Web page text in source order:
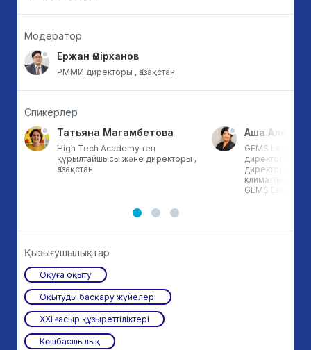
Модератор
Ержан Өмірханов
РММИ директоры , Қазақстан
Спикерлер
Татьяна Магамбетова
High Tech Academy тең
құрылтайшысы және директоры ,
Қазақстан
Аша
GEMS Legacy
директоры
директоры.
климаттың
GEMS
Қызығушылықтар
Оқуға оқыту
Оқытуды басқару жүйелері
ХХІ ғасыр құзыреттіліктері
Көшбасшылық